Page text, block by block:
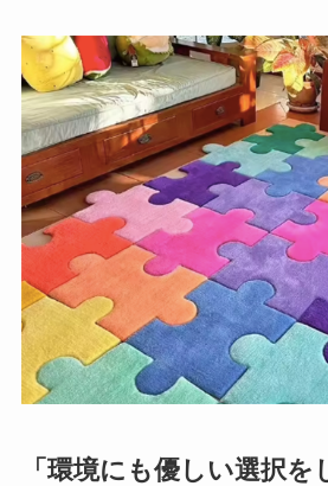
「環境にも優しい選択を